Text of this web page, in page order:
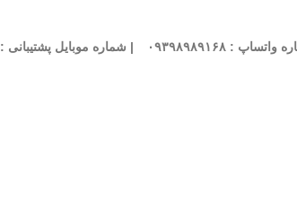
: ۰۹۳۹۸۹۸۹۱۶۸ | شماره موبایل پشتیبانی :